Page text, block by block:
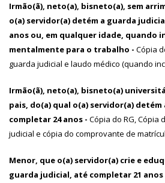
Irmão(ã), neto(a), bisneto(a), sem
o(a) servidor(a) detém a guarda
anos ou, em qualquer idade, quando
mentalmente para o trabalho - Cópia
guarda judicial e laudo médico (quando
Irmão(ã), neto(a), bisneto(a)
pais, do(a) qual o(a) servidor(a)
completar 24 anos - Cópia do RG, Cópia
judicial e cópia do comprovante de
Menor, que o(a) servidor(a) crie e
guarda judicial, até completar 21 anos